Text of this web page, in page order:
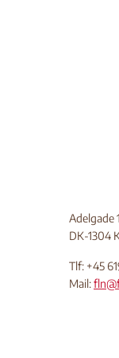
Adelgade
DK-1304
Tlf: +45
Mail: